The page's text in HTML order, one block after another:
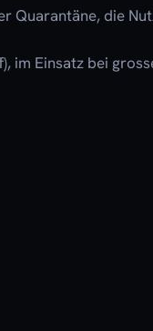
Quarantäne, die
im Einsatz bei